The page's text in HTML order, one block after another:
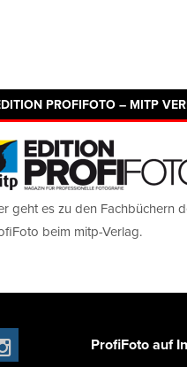
PROFIFOTO – MITP
geht es zu den Fachbüchern
beim mitp-Verlag.
ProfiFoto auf